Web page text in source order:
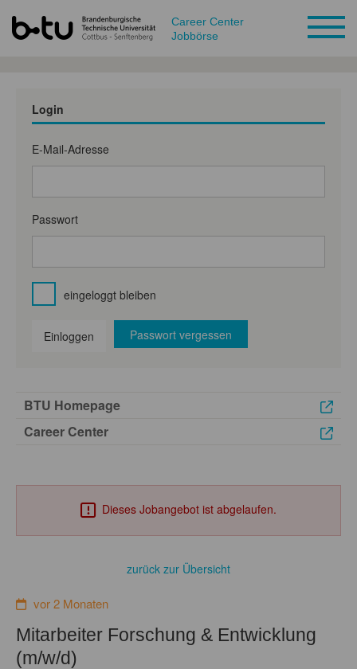
Career Center
Jobbörse
Login
E-Mail-Adresse
Passwort
eingeloggt bleiben
Einloggen Passwort vergessen
BTU Homepage
Career Center
Dieses Jobangebot ist abgelaufen.
zurück zur Übersicht
vor 2 Monaten
Mitarbeiter Forschung & Entwicklung
(m/w/d)